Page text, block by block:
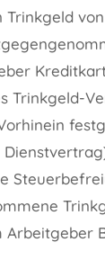
Trinkgeld-